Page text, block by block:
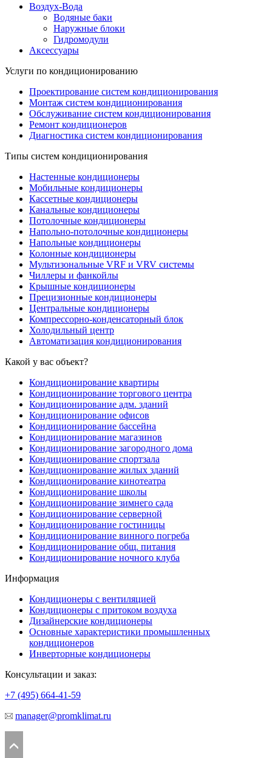
Воздух-Вода
Водяные баки
Наружные блоки
Гидромодули
Аксессуары
Услуги по кондиционированию
Проектирование систем кондиционирования
Монтаж систем кондиционирования
Обслуживание систем кондиционирования
Ремонт кондиционеров
Диагностика систем кондиционирования
Типы систем кондиционирования
Настенные кондиционеры
Мобильные кондиционеры
Кассетные кондиционеры
Канальные кондиционеры
Потолочные кондиционеры
Напольно-потолочные кондиционеры
Напольные кондиционеры
Колонные кондиционеры
Мультизональные VRF и VRV системы
Чиллеры и фанкойлы
Крышные кондиционеры
Прецизионные кондиционеры
Центральные кондиционеры
Компрессорно-конденсаторный блок
Холодильный центр
Автоматизация кондиционирования
Какой у вас объект?
Кондиционирование квартиры
Кондиционирование торгового центра
Кондиционирование адм. зданий
Кондиционирование офисов
Кондиционирование бассейна
Кондиционирование магазинов
Кондиционирование загородного дома
Кондиционирование спортзала
Кондиционирование жилых зданий
Кондиционирование кинотеатра
Кондиционирование школы
Кондиционирование зимнего сада
Кондиционирование серверной
Кондиционирование гостиницы
Кондиционирование винного погреба
Кондиционирование общ. питания
Кондиционирование ночного клуба
Информация
Кондиционеры с вентиляцией
Кондиционеры с притоком воздуха
Дизайнерские кондиционеры
Основные характеристики промышленных
кондиционеров
Инверторные кондиционеры
Консультации и заказ:
+7 (495) 664-41-59
manager@promklimat.ru